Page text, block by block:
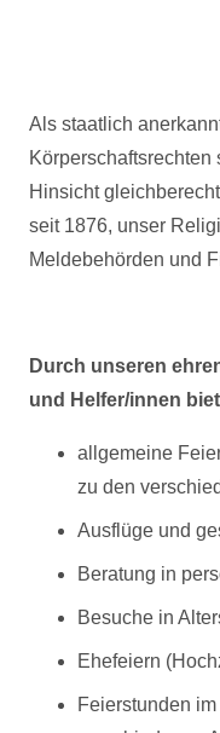
Als staatlich
Hinsicht
seit 1876, unser
Meldebehörden und
Durch unseren
und Helfer/innen
allgemeine
zu den
Ausflüge und
Beratung in
Besuche in
Ehefeiern
Feierstunden